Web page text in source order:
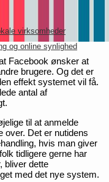
virksomheder
og online synlighed
Facebook ønsker at
brugere. Og det er
effekt systemet vil få.
antal af
til at anmelde
over. Det er nutidens
hvis man giver
tidligere gerne har
bliver dette
med det nye system.